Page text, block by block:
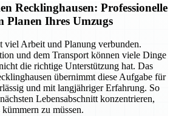
Recklinghausen: Professionelle
Planen Ihres Umzugs
Arbeit und Planung verbunden.
und dem Transport können viele Dinge
die richtige Unterstützung hat. Das
übernimmt diese Aufgabe für
und mit langjähriger Erfahrung. So
Lebensabschnitt konzentrieren,
zu müssen.